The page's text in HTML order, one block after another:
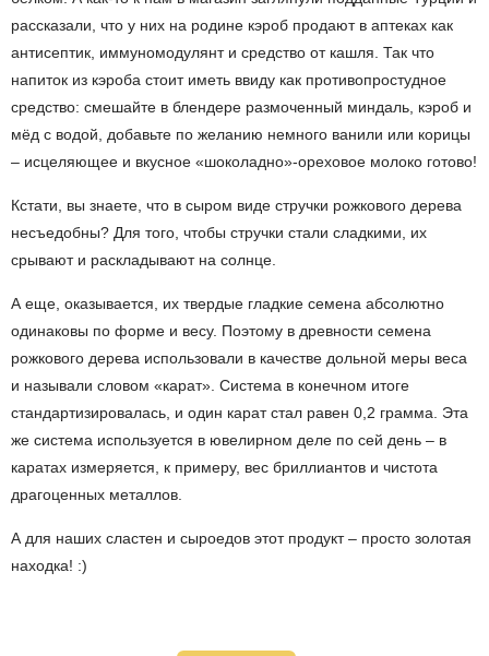
рассказали, что у них на родине кэроб продают в аптеках как
антисептик, иммуномодулянт и средство от кашля. Так что
напиток из кэроба стоит иметь ввиду как противопростудное
средство: смешайте в блендере размоченный миндаль, кэроб и
мёд с водой, добавьте по желанию немного ванили или корицы
– исцеляющее и вкусное «шоколадно»-ореховое молоко готово!
Кстати, вы знаете, что в сыром виде стручки рожкового дерева
несъедобны? Для того, чтобы стручки стали сладкими, их
срывают и раскладывают на солнце.
А еще, оказывается, их твердые гладкие семена абсолютно
одинаковы по форме и весу. Поэтому в древности семена
рожкового дерева использовали в качестве дольной меры веса
и называли словом «карат». Система в конечном итоге
стандартизировалась, и один карат стал равен 0,2 грамма. Эта
же система используется в ювелирном деле по сей день – в
каратах измеряется, к примеру, вес бриллиантов и чистота
драгоценных металлов.
А для наших сластен и сыроедов этот продукт – просто золотая
находка! :)